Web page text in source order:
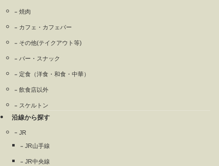
焼肉
カフェ・カフェバー
その他(テイクアウト等)
バー・スナック
定食（洋食・和食・中華）
飲食店以外
スケルトン
沿線から探す
JR
JR山手線
JR中央線